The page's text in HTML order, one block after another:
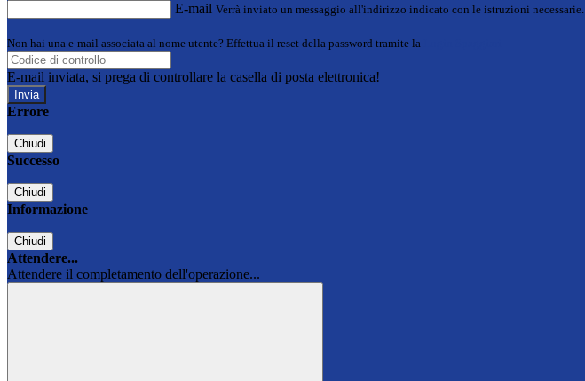
E-mail Verrà inviato un messaggio all'indirizzo indicato con le istruzioni necessarie.
Non hai una e-mail associata al nome utente? Effettua il reset della password tramite la
E-mail inviata, si prega di controllare la casella di posta elettronica!
Errore
Chiudi
Successo
Chiudi
Informazione
Chiudi
Attendere...
Attendere il completamento dell'operazione...